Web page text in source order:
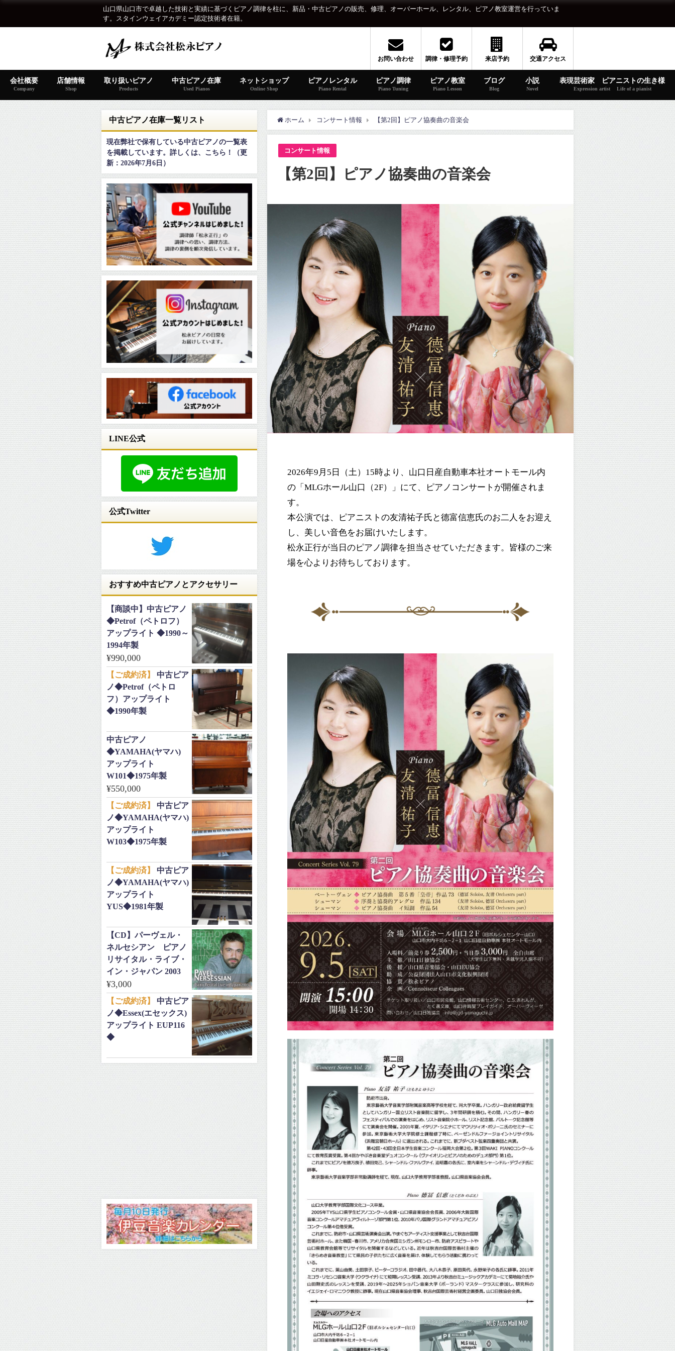
山口県山口市で卓越した技術と実績に基づくピアノ調律を柱に、新品・中古ピアノの販売、修理、オーバーホール、レンタル、ピアノ教室運営を行っていま
す。スタインウェイアカデミー認定技術者在籍。
お問い合わせ 調律・修理予約 来店予約 交通アクセス
会社概要
Company
店舗情報
Shop
取り扱いピアノ
Products
中古ピアノ在庫
Used Pianos
ネットショップ
Online Shop
ピアノレンタル
Piano Rental
ピアノ調律
Piano Tuning
ピアノ教室
Piano Lesson
ブログ
Blog
小説
Novel
表現芸術家 ピアニストの生き様
Expression artist Life of a pianist
ホーム コンサート情報 【第2回】ピアノ協奏曲の音楽会
コンサート情報
【第2回】ピアノ協奏曲の音楽会
2026年9月5日（土）15時より、山口日産自動車本社オートモール内
の「MLGホール山口（2F）」にて、ピアノコンサートが開催されま
す。
本公演では、ピアニストの友清祐子氏と德富信恵氏のお二人をお迎え
し、美しい音色をお届けいたします。
松永正行が当日のピアノ調律を担当させていただきます。皆様のご来
場を心よりお待ちしております。
中古ピアノ在庫一覧リスト
現在弊社で保有している中古ピアノの一覧表
を掲載しています。詳しくは、こちら！（更
新：2026年7月6日）
LINE公式
公式Twitter
おすすめ中古ピアノとアクセサリー
【商談中】中古ピアノ
◆Petrof（ペトロフ）
アップライト ◆1990～
1994年製
¥990,000
【ご成約済】
中古ピア
ノ◆Petrof（ペトロ
フ）アップライト
◆1990年製
中古ピアノ
◆YAMAHA(ヤマハ)
アップライト
W101◆1975年製
¥550,000
【ご成約済】
中古ピア
ノ◆YAMAHA(ヤマハ)
アップライト
W103◆1975年製
【ご成約済】
中古ピア
ノ◆YAMAHA(ヤマハ)
アップライト
YUS◆1981年製
【CD】パーヴェル・
ネルセシアン ピアノ
リサイタル・ライブ・
イン・ジャパン 2003
¥3,000
【ご成約済】
中古ピア
ノ◆Essex(エセックス)
アップライト EUP116
◆